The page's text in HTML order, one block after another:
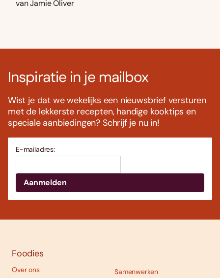
van Jamie Oliver
Inspiratie in je mailbox
Wist je dat we wekelijks een nieuwsbrief versturen
met de lekkerste recepten, handige kooktips en
speciale aanbiedingen? Schrijf je nu in!
E-mailadres:
Foodies
Over ons
Samenwerken